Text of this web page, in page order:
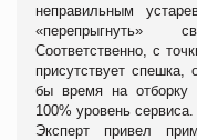
неправильным
«перепрыгнуть»
Соответственно, с
присутствует
бы время на отборку
100% уровень сервиса.
Эксперт привел